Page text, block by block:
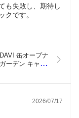
も失敗し、期待し
クです。
缶オープナ
ーデン キャン
2026/07/17